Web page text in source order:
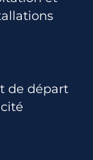
de départ